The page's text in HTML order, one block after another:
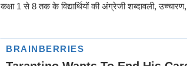
1 से 8 तक के विद्यार्थियों की अंग्रेजी शब्दावली,